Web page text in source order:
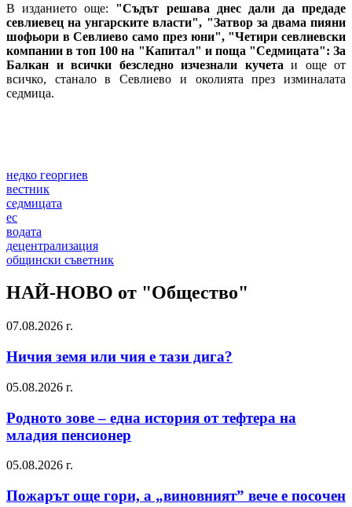
В изданието още: "Съдът решава днес дали да предаде
севлиевец на унгарските власти", "Затвор за двама пияни
шофьори в Севлиево само през юни", "Четири севлиевски
компании в топ 100 на "Капитал" и поща "Седмицата": За
Балкан и всички безследно изчезнали кучета и още от
всичко, станало в Севлиево и околията през изминалата
седмица.
недко георгиев
вестник
седмицата
ес
водата
децентрализация
общински съветник
НАЙ-НОВО от "Общество"
07.08.2026 г.
Ничия земя или чия е тази дига?
05.08.2026 г.
Родното зове – една история от тефтера на
младия пенсионер
05.08.2026 г.
Пожарът още гори, а „виновният” вече е посочен